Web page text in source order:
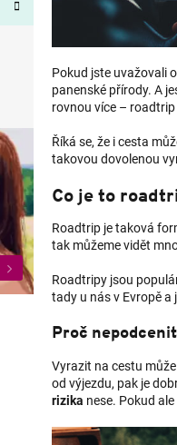
Pokud jste uvažovali
panenské přírody. A
rovnou více –
Říká se, že i cesta
takovou dovolenou
Co je to
Roadtrip je taková
tak můžeme vidět
Roadtripy jsou
tady u nás v Evropě a
Proč
Vyrazit na cestu
od výjezdu, pak je
rizika nese. Pokud